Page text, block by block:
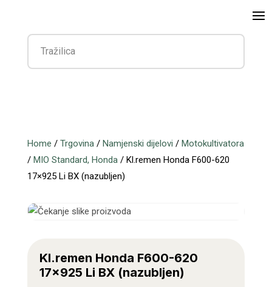
Home / Trgovina/ Namjenski dijelovi / Motokultivatora
/ MIO Standard, Honda/ Kl.remen Honda F600-620
17×925 Li BX (nazubljen)
Kl.remen Honda F600-620
17×925 Li BX (nazubljen)